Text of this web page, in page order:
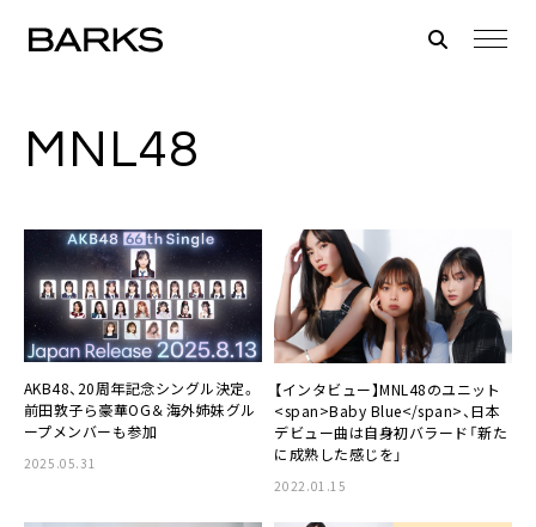
MNL48
AKB48、20周年記念シングル決定。
前⽥敦⼦ら豪華OG＆海外姉妹グル
ープメンバーも参加
2025.05.31
【インタビュー】MNL48のユニット
<span>Baby Blue</span>、日本
デビュー曲は自身初バラード「新た
に成熟した感じを」
2022.01.15